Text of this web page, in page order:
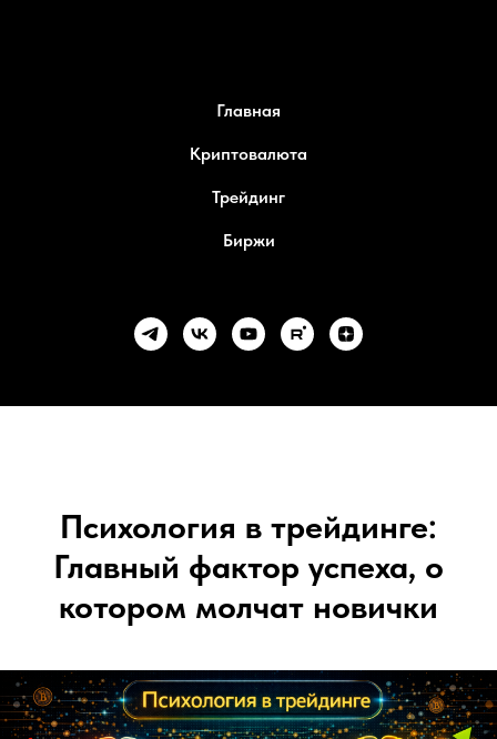
Главная
Криптовалюта
Трейдинг
Биржи
Психология в трейдинге:
Главный фактор успеха, о
котором молчат новички